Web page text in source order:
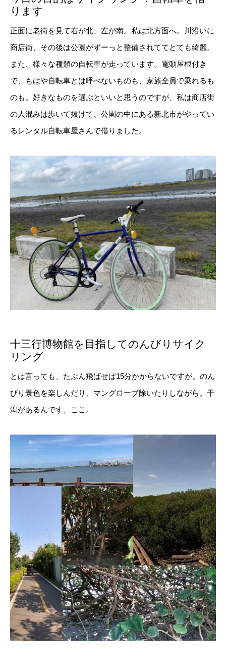
ります
正面に老街を見て右が北、左が南。私は北方面へ。川沿いに
商店街、その後は公園がずーっと整備されててとても綺麗。
また、様々な種類の自転車が走っています。電動屋根付き
で、もはや自転車とは呼べないものも、家族全員で乗れるも
のも。好きなものを選ぶといいと思うのですが、私は商店街
の人混みは歩いて抜けて、公園の中にある新北市がやってい
るレンタル自転車屋さんで借りました。
十三行博物館を目指してのんびりサイク
リング
とは言っても、たぶん飛ばせば15分かからないですが。のん
びり景色を楽しんだり、マングローブ除いたりしながら。干
潟があるんです、ここ。